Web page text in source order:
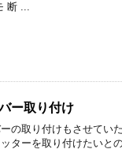
断 ...
ー取り付け
の取り付けもさせてい
ターを取り付けたいと